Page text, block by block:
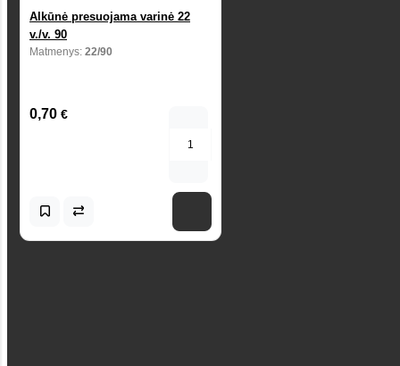
Alkūnė presuojama varinė 22
v./v. 90
Matmenys: 22/90
0,70 €